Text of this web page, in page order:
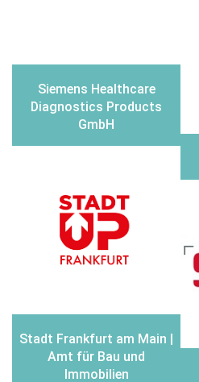
Siemens Healthcare
Diagnostics Products
GmbH
Stadt Frankfurt am Main |
Amt für Bau und
Immobilien